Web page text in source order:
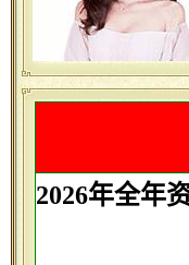
2026年全年